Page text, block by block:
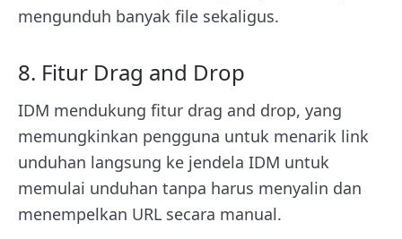
mengunduh banyak file sekaligus.
8. Fitur Drag and Drop
IDM mendukung fitur drag and drop, yang
memungkinkan pengguna untuk menarik link
unduhan langsung ke jendela IDM untuk
memulai unduhan tanpa harus menyalin dan
menempelkan URL secara manual.